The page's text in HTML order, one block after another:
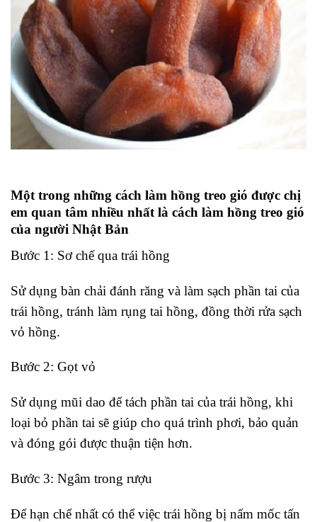
Một trong những cách làm hồng treo gió được chị
em quan tâm nhiều nhất là cách làm hồng treo gió
của người Nhật Bản
Bước 1: Sơ chế qua trái hồng
Sử dụng bàn chải đánh răng và làm sạch phần tai của
trái hồng, tránh làm rụng tai hồng, đồng thời rửa sạch
vỏ hồng.
Bước 2: Gọt vỏ
Sử dụng mũi dao để tách phần tai của trái hồng, khi
loại bỏ phần tai sẽ giúp cho quá trình phơi, bảo quản
và đóng gói được thuận tiện hơn.
Bước 3: Ngâm trong rượu
Để hạn chế nhất có thể việc trái hồng bị nấm mốc tấn